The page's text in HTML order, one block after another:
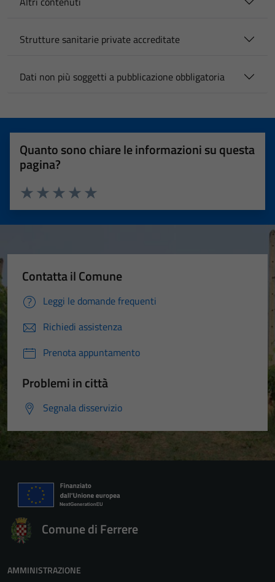
Strutture sanitarie private accreditate
Dati non più soggetti a pubblicazione obbligatoria
Quanto sono chiare le informazioni su questa
pagina?
Valuta 5 stelle su 5
Valuta 4 stelle su 5
Valuta 3 stelle su 5
Valuta 2 stelle su 5
Valuta 1 stelle su 5
Contatta il Comune
Leggi le domande frequenti
Richiedi assistenza
Prenota appuntamento
Problemi in città
Segnala disservizio
Comune di Ferrere
AMMINISTRAZIONE